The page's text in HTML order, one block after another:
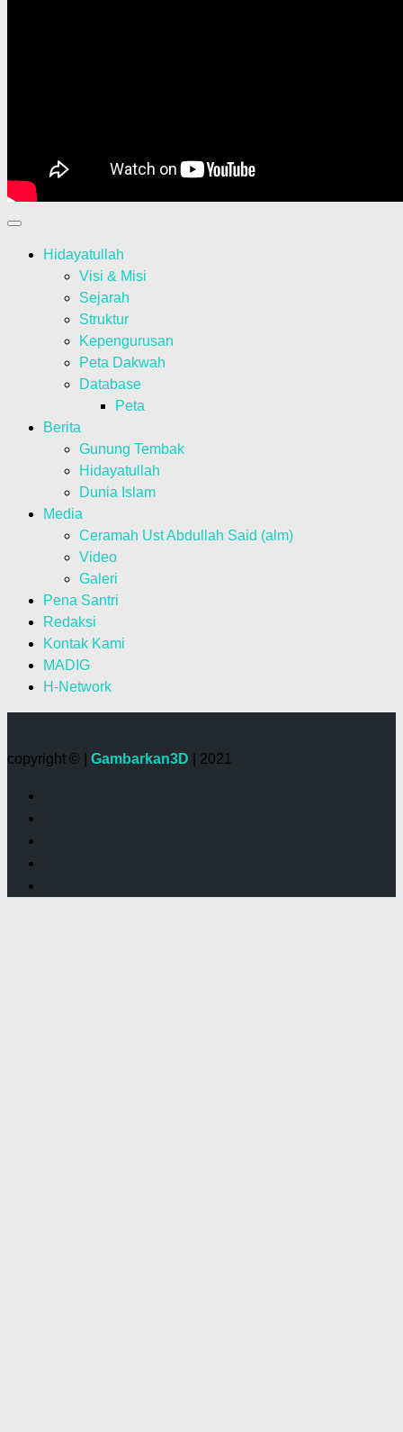
Hidayatullah
Visi & Misi
Sejarah
Struktur
Kepengurusan
Peta Dakwah
Database
Peta
Berita
Gunung Tembak
Hidayatullah
Dunia Islam
Media
Ceramah Ust Abdullah Said (alm)
Video
Galeri
Pena Santri
Redaksi
Kontak Kami
MADIG
H-Network
copyright © | Gambarkan3D | 2021